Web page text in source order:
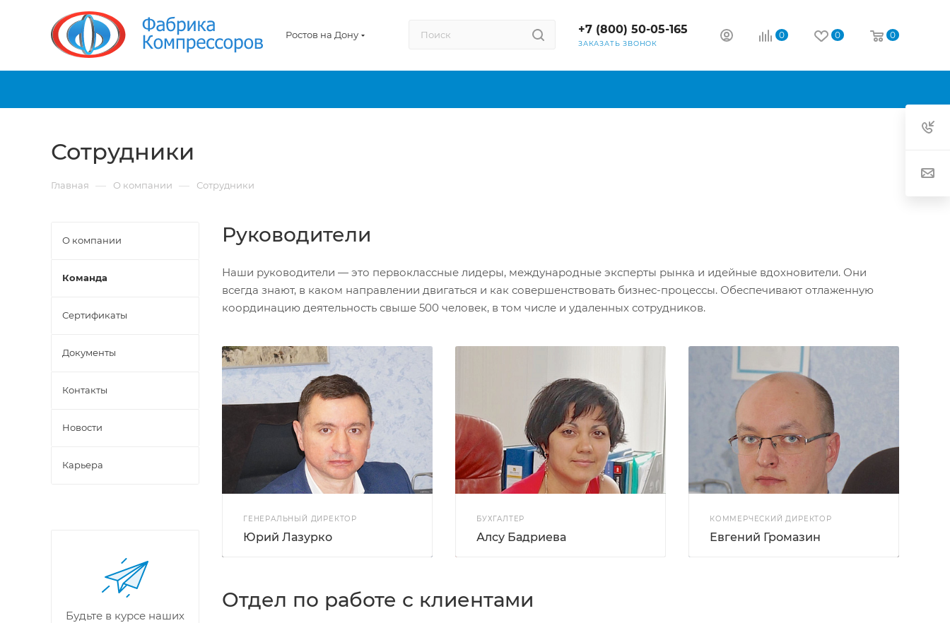
Ростов на Дону +7 (800) 50-05-165
ЗАКАЗАТЬ ЗВОНОК
0 0 0
Сотрудники
Главная — О компании — Сотрудники
Руководители
Наши руководители — это первоклассные лидеры, международные эксперты рынка и идейные вдохновители. Они
всегда знают, в каком направлении двигаться и как совершенствовать бизнес-процессы. Обеспечивают отлаженную
координацию деятельность свыше 500 человек, в том числе и удаленных сотрудников.
ГЕНЕРАЛЬНЫЙ ДИРЕКТОР
Юрий Лазурко
БУХГАЛТЕР
Алсу Бадриева
КОММЕРЧЕСКИЙ ДИРЕКТОР
Евгений Громазин
Отдел по работе с клиентами
О компании
Команда
Сертификаты
Документы
Контакты
Новости
Карьера
Будьте в курсе наших